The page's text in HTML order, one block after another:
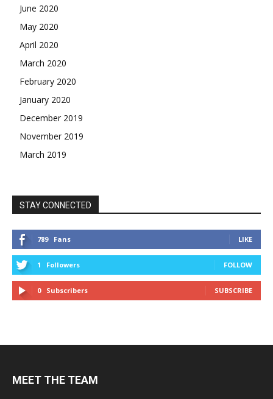
June 2020
May 2020
April 2020
March 2020
February 2020
January 2020
December 2019
November 2019
March 2019
STAY CONNECTED
789 Fans LIKE
1 Followers FOLLOW
0 Subscribers SUBSCRIBE
MEET THE TEAM